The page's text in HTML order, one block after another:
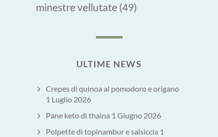
minestre vellutate (49)
ULTIME NEWS
Crepes di quinoa al pomodoro e origano
1 Luglio 2026
Pane keto di thaina 1 Giugno 2026
Polpette di topinambur e salsiccia 1